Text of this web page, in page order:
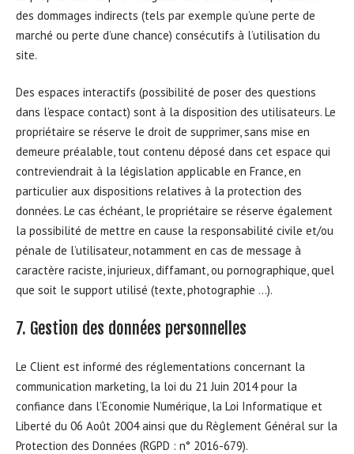
des dommages indirects (tels par exemple qu’une perte de
marché ou perte d’une chance) consécutifs à l’utilisation du
site.
Des espaces interactifs (possibilité de poser des questions
dans l’espace contact) sont à la disposition des utilisateurs. Le
propriétaire se réserve le droit de supprimer, sans mise en
demeure préalable, tout contenu déposé dans cet espace qui
contreviendrait à la législation applicable en France, en
particulier aux dispositions relatives à la protection des
données. Le cas échéant, le propriétaire se réserve également
la possibilité de mettre en cause la responsabilité civile et/ou
pénale de l’utilisateur, notamment en cas de message à
caractère raciste, injurieux, diffamant, ou pornographique, quel
que soit le support utilisé (texte, photographie …).
7. Gestion des données personnelles
Le Client est informé des réglementations concernant la
communication marketing, la loi du 21 Juin 2014 pour la
confiance dans l’Economie Numérique, la Loi Informatique et
Liberté du 06 Août 2004 ainsi que du Règlement Général sur la
Protection des Données (RGPD : n° 2016-679).